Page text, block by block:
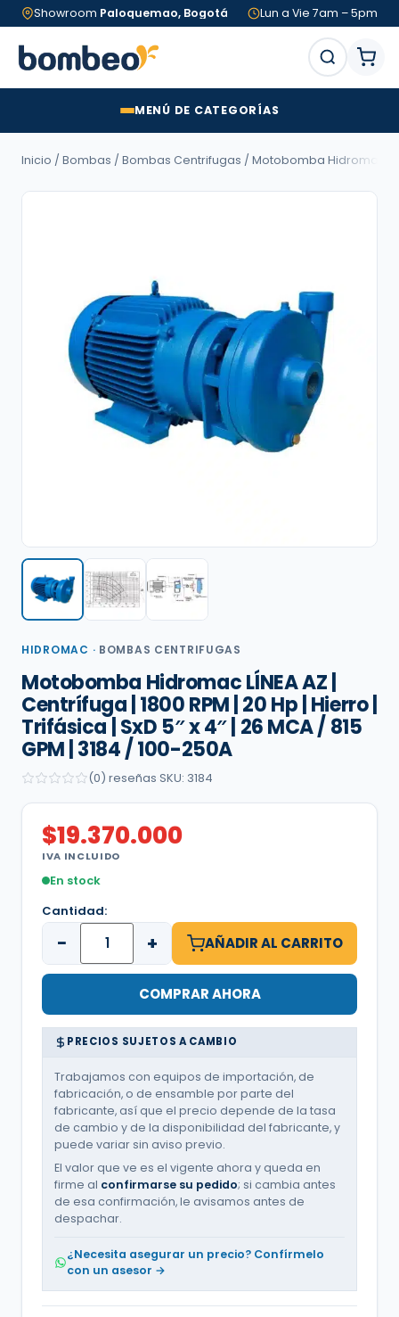
Showroom Paloquemao, Bogotá Lun a Vie 7am – 5pm
MENÚ DE CATEGORÍAS
Inicio / Bombas / Bombas Centrifugas / Motobomba Hidromac
HIDROMAC · BOMBAS CENTRIFUGAS
Motobomba Hidromac LÍNEA AZ |
Centrífuga | 1800 RPM | 20 Hp | Hierro |
Trifásica | SxD 5″ x 4″ | 26 MCA / 815
GPM | 3184 / 100-250A
(0) reseñas SKU: 3184
$19.370.000
IVA INCLUIDO
En stock
Cantidad:
− + AÑADIR AL CARRITO
COMPRAR AHORA
PRECIOS SUJETOS A CAMBIO
Trabajamos con equipos de importación, de
fabricación, o de ensamble por parte del
fabricante, así que el precio depende de la tasa
de cambio y de la disponibilidad del fabricante, y
puede variar sin aviso previo.
El valor que ve es el vigente ahora y queda en
firme al confirmarse su pedido; si cambia antes
de esa confirmación, le avisamos antes de
despachar.
¿Necesita asegurar un precio? Confírmelo
con un asesor →